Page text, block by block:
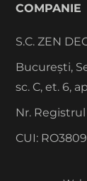
COMPANIE
S.C. ZEN
București,
sc. C, et. 6,
Nr.
CUI: